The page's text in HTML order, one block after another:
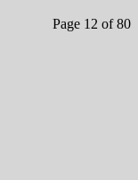
Page 12 of 80